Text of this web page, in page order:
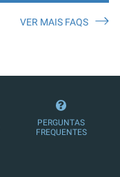
VER MAIS FAQS
PERGUNTAS
FREQUENTES